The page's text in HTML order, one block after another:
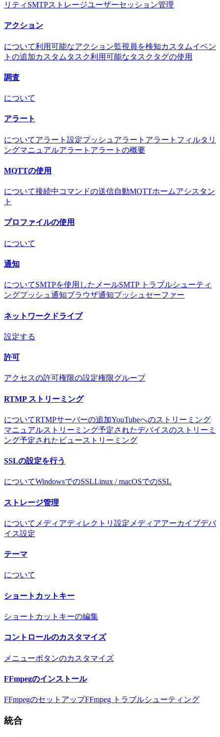
リティ SMTPストレージユーザーセッション管理
アクション
について利用可能なアクション監視員を検知カスタムイベン
トの追加カスタムタスク利用可能なタスク タグの使用
調査
について
アラート
についてアラート設定プッシュアラート アラートフィルタリ
ングマニュアルアラート アラートの概要
MQTTの使用
について接続中 コマンドの送信自動MQTTホームアシスタン
ト
プロファイルの使用
について
通知
についてSMTPを使用したメールSMTP トラブルシューティ
ングプッシュ通知ブラウザ通知プッシュセーファー
ネットワークドライブ
設定する
許可
アクセスの許可権限の設定権限グループ
RTMP ストリーミング
についてRTMPサーバーの追加YouTubeへのストリーミング
マニュアルストリーミング予定されたデバイスのストリーミ
ング予定されたビューストリーミング
SSLの設定を行う
についてWindowsでのSSLLinux / macOSでのSSL
ストレージ管理
について メディアディレクトリ設定 メディアアーカイブデバ
イス設定
テーマ
について
ショートカットキー
ショートカットキーの編集
コントロールのカスタマイズ
メニューボタンのカスタマイズ
FFmpegのインストール
FFmpegのセットアップFFmpeg トラブルシューティング
統合